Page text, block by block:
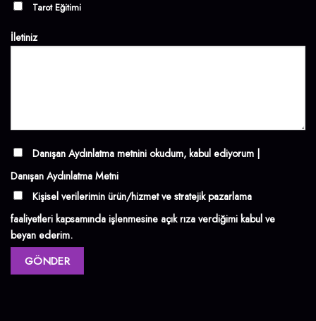
Tarot Eğitimi
İletiniz
Danışan Aydınlatma metnini okudum, kabul ediyorum |
Danışan Aydınlatma Metni
Kişisel verilerimin ürün/hizmet ve stratejik pazarlama
faaliyetleri kapsamında işlenmesine açık rıza verdiğimi kabul ve
beyan ederim.